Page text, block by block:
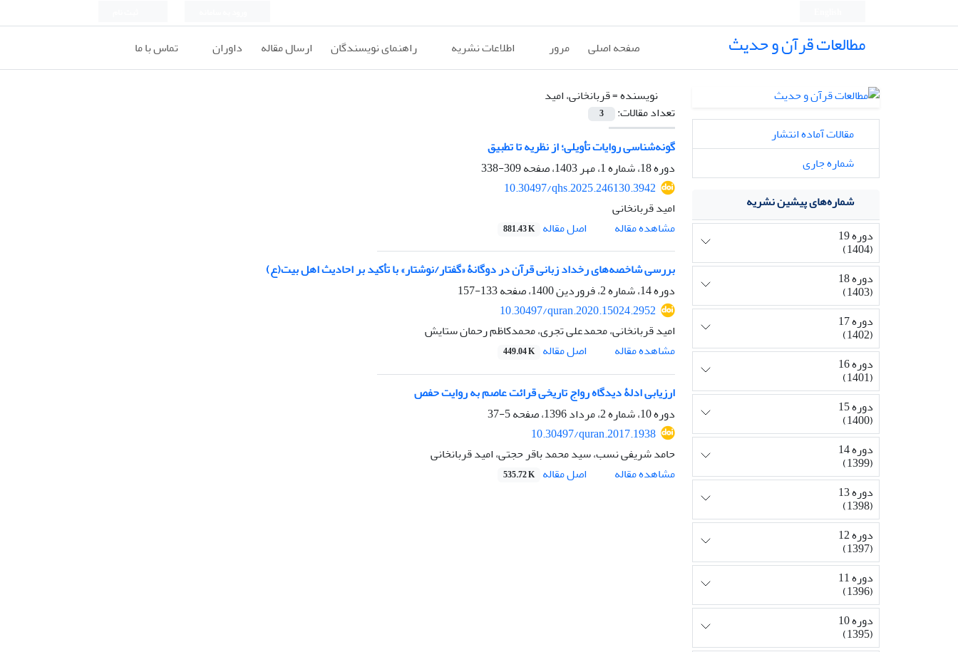
مطالعات قرآن و حدیث صفحه اصلی مرور اطلاعات نشریه راهنمای نویسندگان ارسال مقاله داوران تماس با ما
نویسنده =قربانخانی، امید
تعداد مقالات:
3
گونه‌شناسی روایات تأویلی؛ از نظریه تا تطبیق
دوره 18، شماره 1، مهر 1403، صفحه
309-338
10.30497/qhs.2025.246130.3942
امید قربانخانی
مشاهده مقاله
اصل مقاله 881.43 K
بررسی شاخصه‌های رخداد زبانی قرآن در دوگانۀ «گفتار/نوشتار» با تأکید بر احادیث اهل بیت(ع)
دوره 14، شماره 2، فروردین 1400، صفحه
133-157
10.30497/quran.2020.15024.2952
امید قربانخانی، محمدعلی تجری، محمدکاظم رحمان ستایش
مشاهده مقاله
اصل مقاله 449.04 K
ارزیابی ادلۀ دیدگاه رواج تاریخی قرائت عاصم به روایت حفص
دوره 10، شماره 2، مرداد 1396، صفحه
5-37
10.30497/quran.2017.1938
حامد شریفی نسب، سید محمد باقر حجتی، امید قربانخانی
مشاهده مقاله
اصل مقاله 535.72 K
مقالات آماده انتشار
شماره جاری
شماره‌های پیشین نشریه
دوره 19
(1404)
دوره 18
(1403)
دوره 17
(1402)
دوره 16
(1401)
دوره 15
(1400)
دوره 14
(1399)
دوره 13
(1398)
دوره 12
(1397)
دوره 11
(1396)
دوره 10
(1395)